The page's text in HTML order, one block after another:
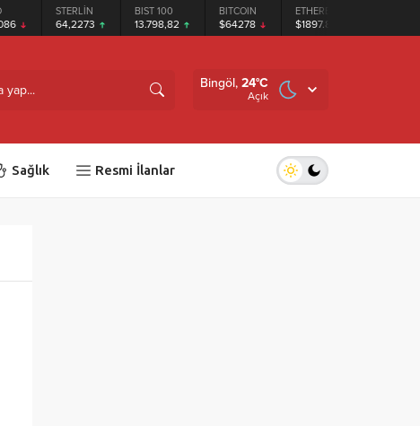
STERLİN
64,2273
BIST 100
13.798,82
BITCOIN
$64278
ETHEREUM
$1897.87
Bingöl, 24°C
Açık
Sağlık Resmi İlanlar